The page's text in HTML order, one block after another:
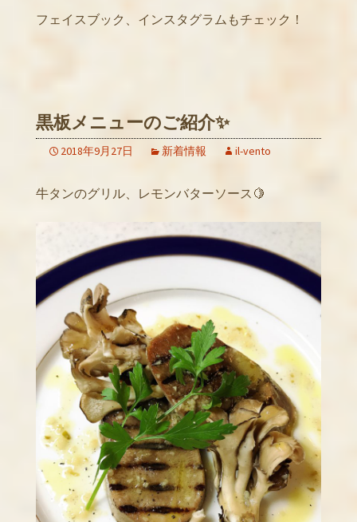
フェイスブック、インスタグラムもチェック！
黒板メニューのご紹介✨
2018年9月27日 新着情報 il-vento
牛タンのグリル、レモンバターソース🍋